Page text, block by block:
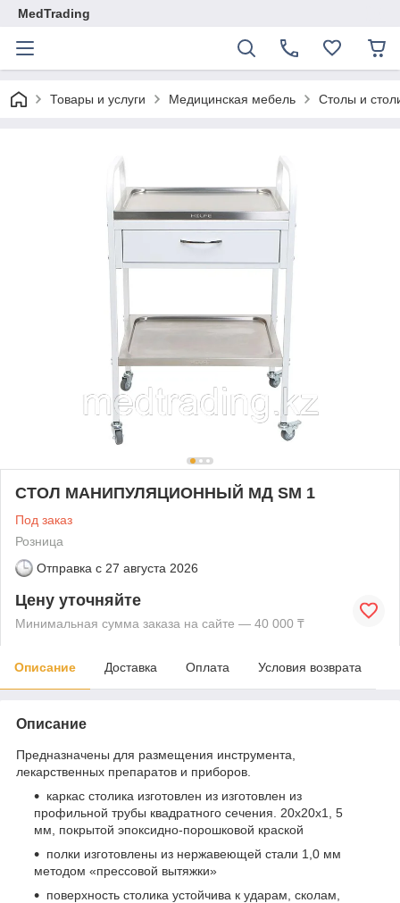
MedTrading
Товары и услуги Медицинская мебель Столы и
СТОЛ МАНИПУЛЯЦИОННЫЙ МД SM 1
Под заказ
Розница
Отправка с 27 августа 2026
Цену уточняйте
Минимальная сумма заказа на сайте — 40 000 ₸
Описание Доставка Оплата Условия возврата
Описание
Предназначены для размещения инструмента,
лекарственных препаратов и приборов.
каркас столика изготовлен из изготовлен из
профильной трубы квадратного сечения. 20х20х1, 5
мм, покрытой эпоксидно-порошковой краской
полки изготовлены из нержавеющей стали 1,0 мм
методом «прессовой вытяжки»
поверхность столика устойчива к ударам, сколам,